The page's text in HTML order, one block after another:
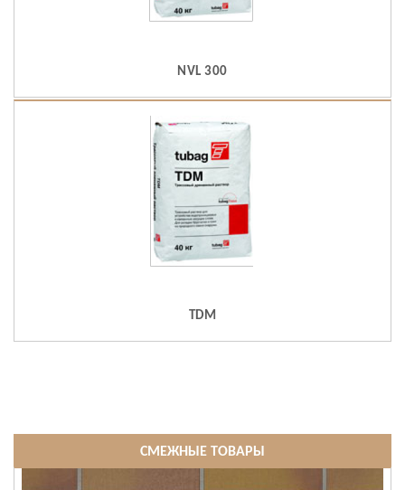
NVL 300
TDM
СМЕЖНЫЕ ТОВАРЫ